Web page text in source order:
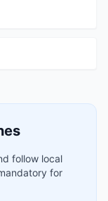
follow local
for